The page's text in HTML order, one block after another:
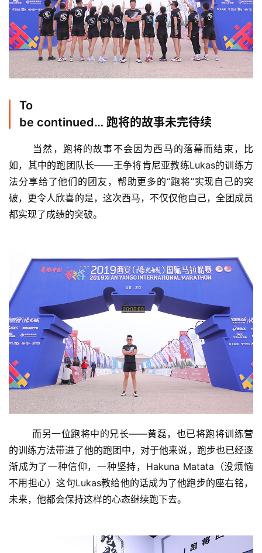
To
be continued… 跑将的故事未完待续
当然，跑将的故事不会因为西马的落幕而结束，比
如，其中的跑团队长——王争将肯尼亚教练Lukas的训练方
法分享给了他们的团友，帮助更多的“跑将”实现自己的突
破，更令人欣喜的是，这次西马，不仅仅他自己，全团成员
都实现了成绩的突破。
	而另一位跑将中的兄长——黄磊，也已将跑将训练营
的训练方法带进了他的跑团中，对于他来说，跑步也已经逐
渐成为了一种信仰，一种坚持，Hakuna Matata（没烦恼
不用担心）这句Lukas教给他的话成为了他跑步的座右铭，
未来，他都会保持这样的心态继续跑下去。